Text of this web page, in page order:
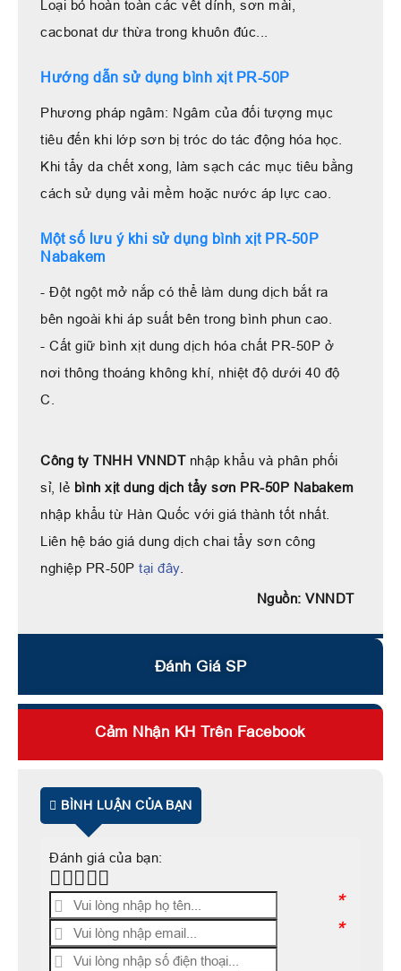
Loại bỏ hoàn toàn các vết dính, sơn mài,
cacbonat dư thừa trong khuôn đúc...
Hướng dẫn sử dụng bình xịt PR-50P
Phương pháp ngâm: Ngâm của đối tượng mục
tiêu đến khi lớp sơn bị tróc do tác động hóa học.
Khi tẩy da chết xong, làm sạch các mục tiêu bằng
cách sử dụng vải mềm hoặc nước áp lực cao.
Một số lưu ý khi sử dụng bình xịt PR-50P
Nabakem
- Đột ngột mở nắp có thể làm dung dịch bắt ra
bên ngoài khi áp suất bên trong bình phun cao.
- Cất giữ bình xịt dung dịch hóa chất PR-50P ở
nơi thông thoáng không khí, nhiệt độ dưới 40 độ
C.
Công ty TNHH VNNDTnhập khẩu và phân phối
sỉ, lẻ bình xịt dung dịch tẩy sơn PR-50P Nabakem
nhập khẩu từ Hàn Quốc với giá thành tốt nhất.
Liên hệ báo giá dung dịch chai tẩy sơn công
nghiệp PR-50P tại đây.
Nguồn: VNNDT
Đánh Giá SP
Cảm Nhận KH Trên Facebook
BÌNH LUẬN CỦA BẠN
Đánh giá của bạn:
*
*